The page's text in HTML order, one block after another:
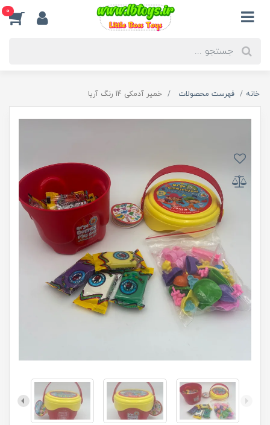
0
خانه فهرست محصولات خمیر آدمکی 14 رنگ آریا